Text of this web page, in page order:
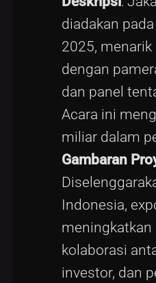
diadakan
2025,
dengan
dan panel
Acara ini
miliar dalam
Gambaran
Indonesia,
kolaborasi
investor, dan